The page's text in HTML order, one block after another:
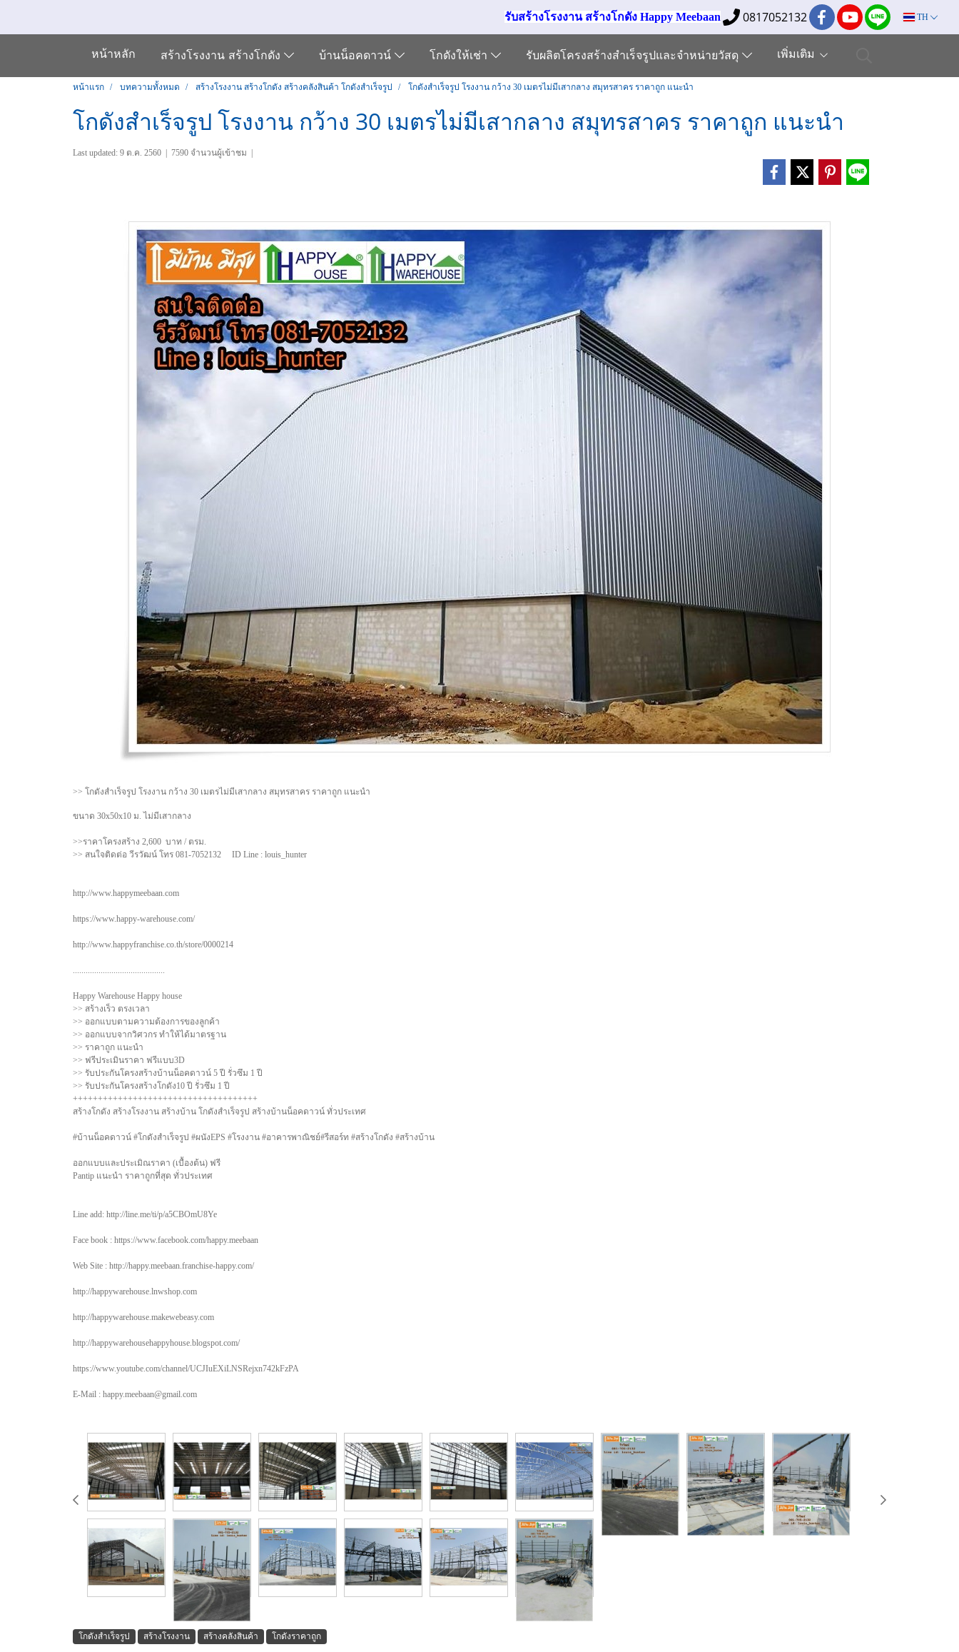
รับสร้างโรงงาน สร้างโกดัง Happy Meebaan 0817052132 TH
หน้าหลัก สร้างโรงงาน สร้างโกดัง บ้านน็อคดาวน์ โกดังให้เช่า รับผลิตโครงสร้างสำเร็จรูปและจำหน่ายวัสดุ เพิ่มเติม
หน้าแรก บทความทั้งหมด สร้างโรงงาน สร้างโกดัง สร้างคลังสินค้า โกดังสำเร็จรูป โกดังสำเร็จรูป โรงงาน กว้าง 30 เมตรไม่มีเสากลาง สมุทรสาคร ราคาถูก แนะนำ
โกดังสำเร็จรูป โรงงาน กว้าง 30 เมตรไม่มีเสากลาง สมุทรสาคร ราคาถูก แนะนำ
Last updated: 9 ต.ค. 2560 7590 จำนวนผู้เข้าชม
>> โกดังสำเร็จรูป โรงงาน กว้าง 30 เมตรไม่มีเสากลาง สมุทรสาคร ราคาถูก แนะนำ
ขนาด 30x50x10 ม. ไม่มีเสากลาง
>>ราคาโครงสร้าง 2,600 บาท / ตรม.
>> สนใจติดต่อ วีรวัฒน์ โทร 081-7052132 ID Line : louis_hunter
http://www.happymeebaan.com
https://www.happy-warehouse.com/
http://www.happyfranchise.co.th/store/0000214
Happy Warehouse Happy house
>> สร้างเร็ว ตรงเวลา
>> ออกแบบตามความต้องการของลูกค้า
>> ออกแบบจากวิศวกร ทำให้ได้มาตรฐาน
>> ราคาถูก แนะนำ
>> ฟรีประเมินราคา ฟรีแบบ3D
>> รับประกันโครงสร้างบ้านน็อคดาวน์ 5 ปี รั่วซึม 1 ปี
>> รับประกันโครงสร้างโกดัง10 ปี รั่วซึม 1 ปี
+++++++++++++++++++++++++++++++++++++
สร้างโกดัง สร้างโรงงาน สร้างบ้าน โกดังสำเร็จรูป สร้างบ้านน็อคดาวน์ ทั่วประเทศ
#บ้านน็อคดาวน์ #โกดังสำเร็จรูป #ผนังEPS #โรงงาน #อาคารพาณิชย์#รีสอร์ท #สร้างโกดัง #สร้างบ้าน
ออกแบบและประเมิณราคา (เบื้องต้น) ฟรี
Pantip แนะนำ ราคาถูกที่สุด ทั่วประเทศ
Line add: http://line.me/ti/p/a5CBOmU8Ye
Face book : https://www.facebook.com/happy.meebaan
Web Site : http://happy.meebaan.franchise-happy.com/
http://happywarehouse.lnwshop.com
http://happywarehouse.makewebeasy.com
http://happywarehousehappyhouse.blogspot.com/
https://www.youtube.com/channel/UCJIuEXiLNSRejxn742kFzPA
E-Mail : happy.meebaan@gmail.com
โกดังสำเร็จรูป สร้างโรงงาน สร้างคลังสินค้า โกดังราคาถูก